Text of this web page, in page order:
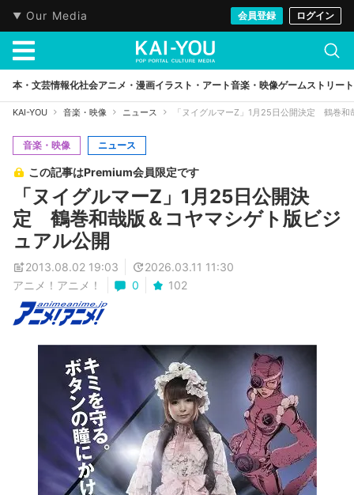
Our Media 会員登録 ログイン
本・文芸情報化社会アニメ・漫画イラスト・アート音楽・映像ゲームストリート
KAI-YOU 音楽・映像 ニュース 「ヌイグルマーZ」1月25日公開決定 鶴巻
音楽・映像 ニュース
この記事はPremium会員限定です
「ヌイグルマーZ」1月25日公開決
定 鶴巻和哉版＆コヤマシゲト版ビジ
ュアル公開
2013.08.02 19:03
2026.03.11 11:30
アニメ！アニメ！
0 102